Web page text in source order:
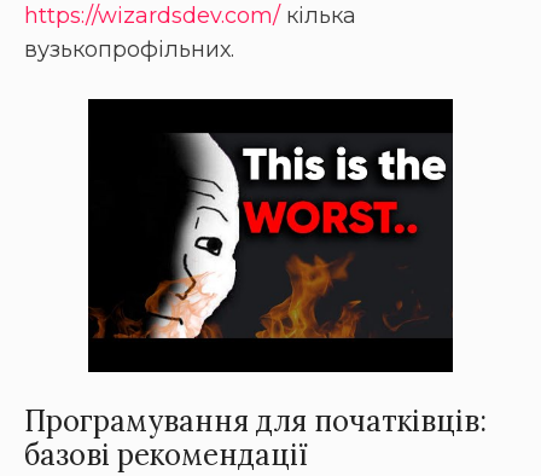
https://wizardsdev.com/ кілька
вузькопрофільних.
Програмування для початківців:
базові рекомендації